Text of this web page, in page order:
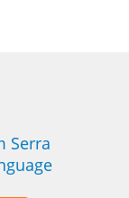
Serra